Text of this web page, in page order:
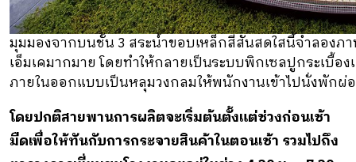
มุมมองจากบนชั้น 3 สระน้ำขอบเหล็กสีสันสดใสนี้จำลอง
เอ็มเคมากมาย โดยทำให้กลายเป็นระบบพิกเซลปูกระเบื้
ภายในออกแบบเป็นหลุมวงกลมให้พนักงานเข้าไปนั่งพักผ่อ
โดยปกติสายพานการผลิตจะเริ่มต้นตั้งแต่ช่วงก่อนเช้า
มืดเพื่อให้ทันกับการกระจายสินค้าในตอนเช้า รวมไปถึง